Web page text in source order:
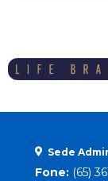
Sede
Fone: (65)